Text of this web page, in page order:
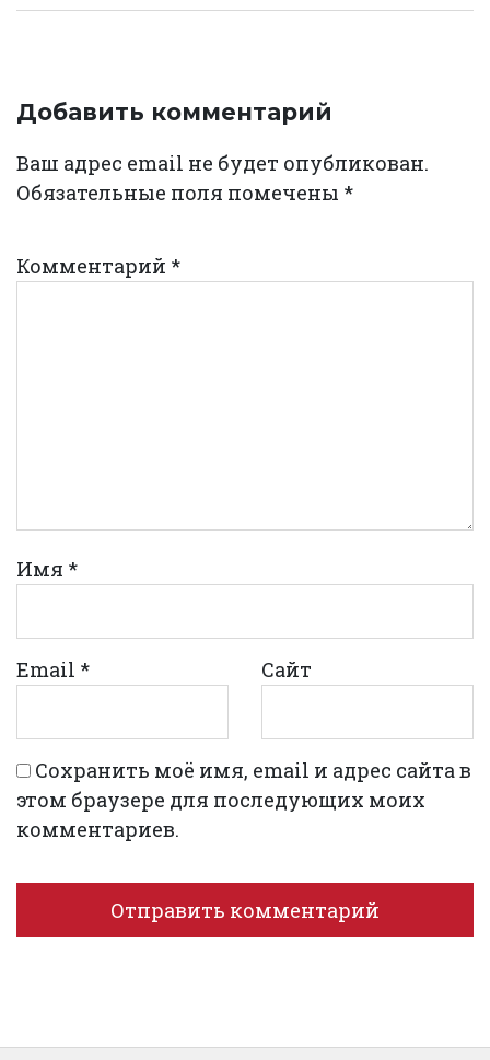
Добавить комментарий
Ваш адрес email не будет опубликован.
Обязательные поля помечены *
Комментарий *
Имя *
Email * Сайт
Сохранить моё имя, email и адрес сайта в
этом браузере для последующих моих
комментариев.